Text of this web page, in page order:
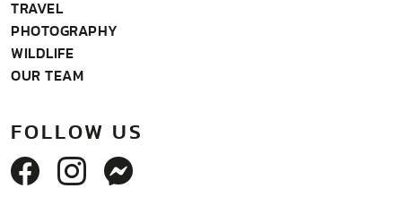
TRAVEL
PHOTOGRAPHY
WILDLIFE
OUR TEAM
FOLLOW US